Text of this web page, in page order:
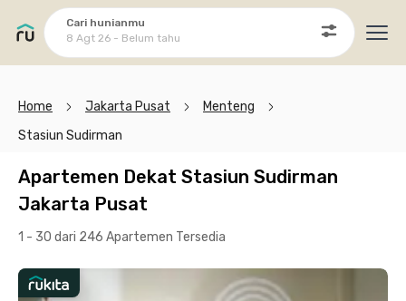
Cari hunianmu
8 Agt 26 - Belum tahu
Home Jakarta Pusat
Menteng
Stasiun Sudirman
Apartemen Dekat Stasiun Sudirman
Jakarta Pusat
1 - 30 dari 246 Apartemen Tersedia